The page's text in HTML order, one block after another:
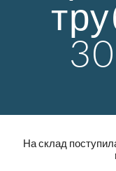
На склад